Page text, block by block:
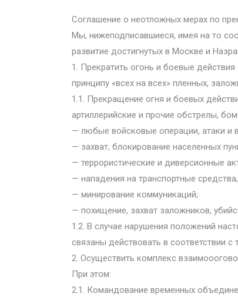
Соглашение о неотложных мерах по
Мы, нижеподписавшиеся, имея на то
развитие достигнутых в Москве и
1. Прекратить огонь и боевые
принципу «всех на всех» пленных,
1.1. Прекращение огня и боевых
артиллерийские и прочие обстрелы,
— любые войсковые операции, атаки и
— захват, блокирование населенных
— террористические и диверсионные
— нападения на транспортные
— минирование коммуникаций;
— похищение, захват заложников,
1.2. В случае нарушения положений
связаны действовать в соответствии
2. Осуществить комплекс
При этом:
2.1. Командование временных